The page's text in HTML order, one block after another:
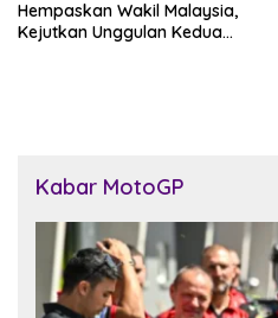
Hempaskan Wakil Malaysia,
Kejutkan Unggulan Kedua
Kabar MotoGP